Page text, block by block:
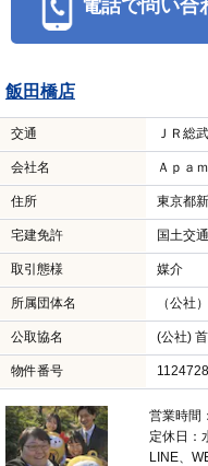
電話で問い合
飯田橋店
交通 ＪＲ総
会社名 Ａｐａ
住所 東京都
宅建免許 国土交
取引態様 媒介
所属団体名 （公社
公取協名 (公社)
物件番号
営業時間
定休日：
LINE、